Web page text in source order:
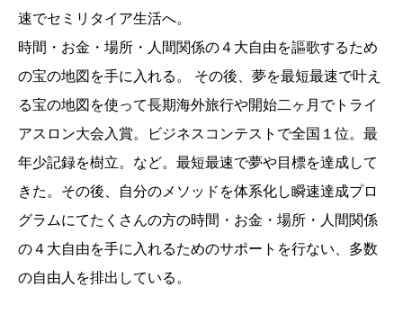
速でセミリタイア生活へ。
時間・お金・場所・人間関係の４大自由を謳歌するため
の宝の地図を手に入れる。 その後、夢を最短最速で叶え
る宝の地図を使って長期海外旅行や開始二ヶ月でトライ
アスロン大会入賞。ビジネスコンテストで全国１位。最
年少記録を樹立。など。最短最速で夢や目標を達成して
きた。その後、自分のメソッドを体系化し瞬速達成プロ
グラムにてたくさんの方の時間・お金・場所・人間関係
の４大自由を手に入れるためのサポートを行ない、多数
の自由人を排出している。